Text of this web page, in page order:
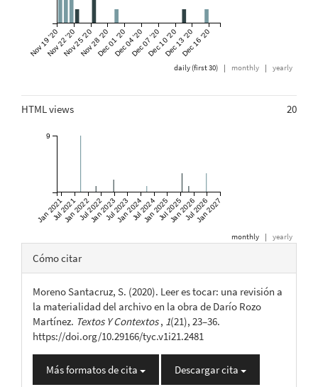
Nov 19 '20Nov 22 '20Nov 25 '20Nov 28 '20Dec 01 '20Dec 04 '20Dec 07 '20Dec 10 '20Dec 13 '20Dec 16 '20
daily (first 30) | monthly | yearly
HTML views 20
Jan 2021Jul 2021
Jan 2022Jul 2022
Jan 2023Jul 2023
Jan 2024Jul 2024
Jan 2025Jul 2025
Jan 2026Jul 2026
Jan 2027
9
monthly | yearly
Detalles
del
artículo
Cómo citar
Moreno Santacruz, S. (2020). Leer es tocar: una revisión a
la materialidad del archivo en la obra de Darío Rozo
Martínez. Textos Y Contextos, 1(21), 23–36.
https://doi.org/10.29166/tyc.v1i21.2481
Más formatos de cita Descargar cita